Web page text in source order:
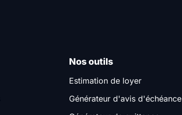
Nos outils
Estimation de loyer
Générateur d'avis d'échéance